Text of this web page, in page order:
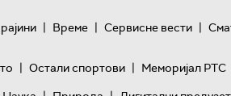
| Време | Сервисне вести |
| Остали спортови | Меморијал РТС